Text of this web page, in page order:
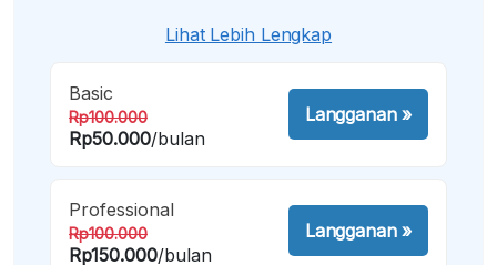
Lihat Lebih Lengkap
Basic
Rp100.000
Rp50.000/bulan
Langganan»
Professional
Rp100.000
Rp150.000/bulan
Langganan»